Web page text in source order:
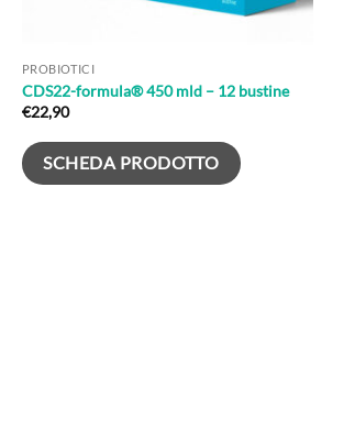
PROBIOTICI
CDS22-formula® 450 mld – 12 bustine
€22,90
SCHEDA PRODOTTO